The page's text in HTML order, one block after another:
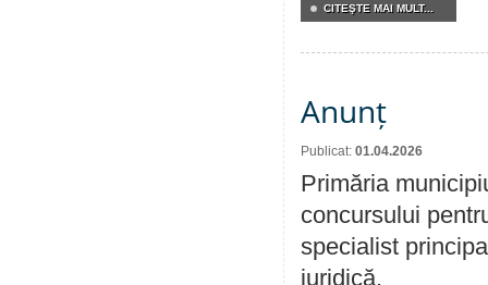
CITEŞTE MAI MULT...
Anunț
Publicat: 01.04.2026
Primăria
concursului
specialist
juridică.